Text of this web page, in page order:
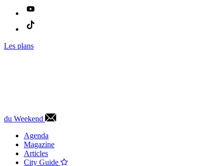
Les plans
du Weekend
Agenda
Magazine
Articles
City Guide